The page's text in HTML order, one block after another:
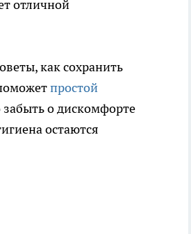
отличной
как сохранить
простой
о дискомфорте
остаются